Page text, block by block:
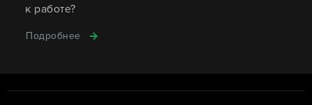
к работе?
Подробнее